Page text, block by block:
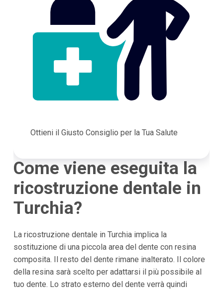
Ottieni il Giusto Consiglio per la Tua Salute
Come viene eseguita la
ricostruzione dentale in
Turchia?
La ricostruzione dentale in Turchia implica la
sostituzione di una piccola area del dente con resina
composita. Il resto del dente rimane inalterato. Il colore
della resina sarà scelto per adattarsi il più possibile al
tuo dente. Lo strato esterno del dente verrà quindi